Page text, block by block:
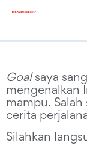
Goalsaya
mengenalkan
mampu.
cerita
Silahkan